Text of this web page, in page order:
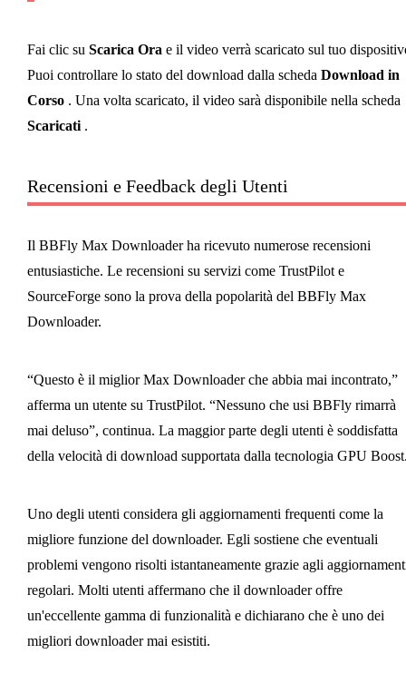
Fai clic su Scarica Ora e il video verrà scaricato sul tuo
Puoi controllare lo stato del download dalla scheda Download in
Corso . Una volta scaricato, il video sarà disponibile nella scheda
Scaricati .
Recensioni e Feedback degli Utenti
Il BBFly Max Downloader ha ricevuto numerose recensioni
entusiastiche. Le recensioni su servizi come TrustPilot e
SourceForge sono la prova della popolarità del BBFly Max
Downloader.
“Questo è il miglior Max Downloader che abbia mai incontrato,”
afferma un utente su TrustPilot. “Nessuno che usi BBFly rimarrà
mai deluso”, continua. La maggior parte degli utenti è soddisfatta
della velocità di download supportata dalla tecnologia GPU
Uno degli utenti considera gli aggiornamenti frequenti come la
migliore funzione del downloader. Egli sostiene che eventuali
problemi vengono risolti istantaneamente grazie agli
regolari. Molti utenti affermano che il downloader offre
un'eccellente gamma di funzionalità e dichiarano che è uno dei
migliori downloader mai esistiti.